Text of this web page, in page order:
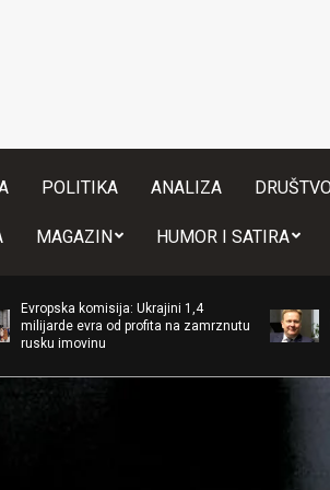
POLITIKA ANALIZA
MAGAZIN HUMOR I SATIRA
Ukrajini 1,4
od profita na zamrznutu
Sorensen:
Beograda i
dogovor